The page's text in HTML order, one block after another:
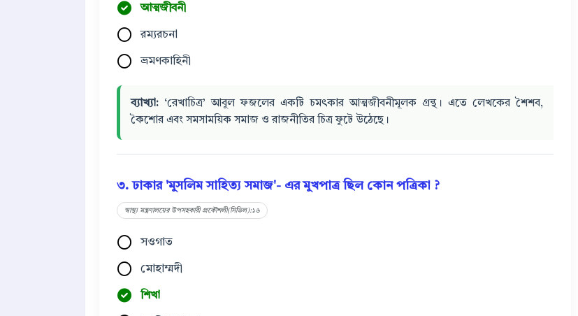
আত্মজীবনী
রম্যরচনা
ভ্রমণকাহিনী
ব্যাখ্যা: ‘রেখাচিত্র’ আবুল ফজলের একটি চমৎকার আত্মজীবনীমূলক গ্রন্থ। এতে লেখকের শৈশব,
কৈশোর এবং সমসাময়িক সমাজ ও রাজনীতির চিত্র ফুটে উঠেছে।
৩. ঢাকার 'মুসলিম সাহিত্য সমাজ'- এর মুখপাত্র ছিল কোন পত্রিকা ?
স্বাস্থ্য মন্ত্রণালয়ের উপসহকারী প্রকৌশলী(সিভিল):১৬
সওগাত
মোহাম্মদী
শিখা